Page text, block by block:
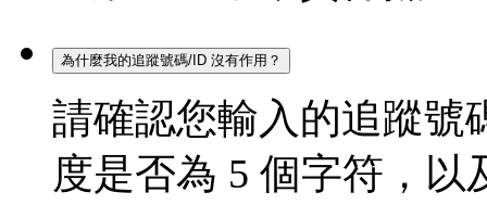
為什麼我的追蹤號碼/ID 沒有作用？
請確認您輸入的追蹤號
度是否為 5 個字符，